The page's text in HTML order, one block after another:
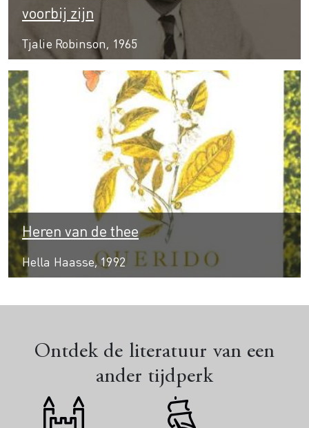
voorbij zijn
Tjalie Robinson, 1965
Heren van de thee
Hella Haasse, 1992
Ontdek de literatuur van een
ander tijdperk